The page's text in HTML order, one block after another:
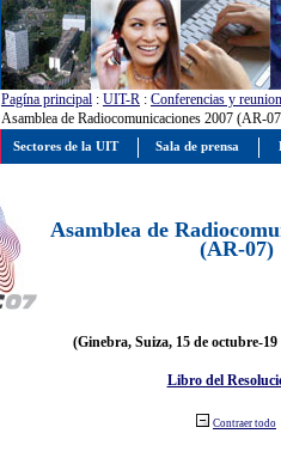
Pagína principal : UIT-R : Conferencias y
Asamblea de Radiocomunicaciones 2007 (AR-
Asamblea de
(AR-07)
(Ginebra, Suiza, 15 de octubre-19
Libro del
Contraer todo
Sectores de la UIT Sala de prensa